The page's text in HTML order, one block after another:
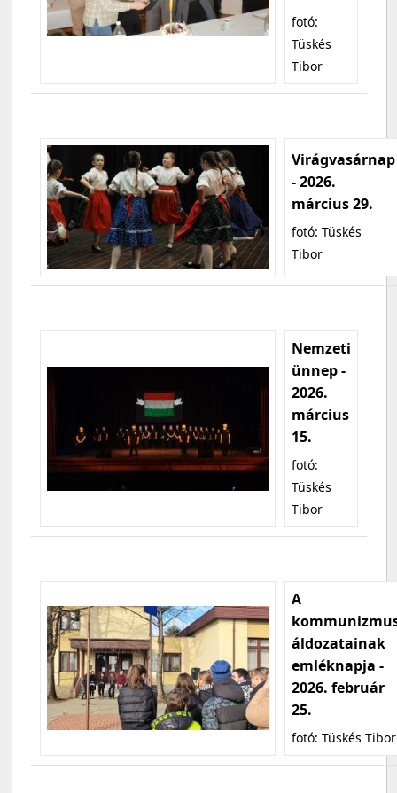
fotó:
Tüskés
Tibor
Virágvasárnap
- 2026.
március 29.
fotó: Tüskés
Tibor
Nemzeti
ünnep -
2026.
március
15.
fotó:
Tüskés
Tibor
A
áldozatainak
emléknapja -
2026. február
25.
fotó: Tüskés Tibor